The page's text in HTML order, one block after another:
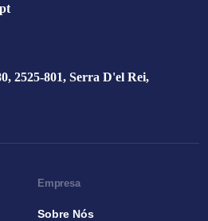
2525-801, Serra D'el Rei,
Empresa
Sobre Nós